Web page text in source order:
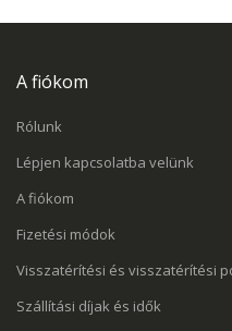
A fiókom
Rólunk
Lépjen kapcsolatba velünk
A fiókom
Fizetési módok
Visszatérítési és visszatérítési
Szállítási díjak és idők